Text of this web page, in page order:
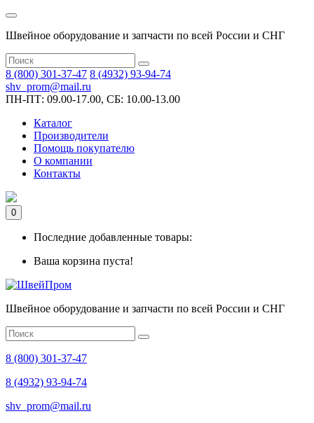
Швейное оборудование и запчасти по всей России и СНГ
8 (800) 301-37-47 8 (4932) 93-94-74
shv_prom@mail.ru
ПН-ПТ: 09.00-17.00, СБ: 10.00-13.00
Каталог
Производители
Помощь покупателю
О компании
Контакты
0
Последние добавленные товары:
Ваша корзина пуста!
Швейное оборудование и запчасти по всей России и СНГ
8 (800) 301-37-47
8 (4932) 93-94-74
shv_prom@mail.ru